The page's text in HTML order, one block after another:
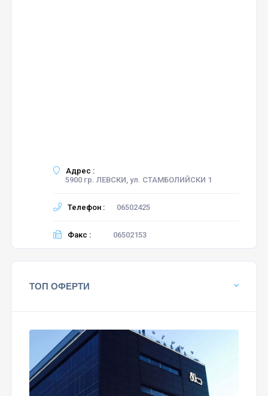
Адрес :
5900 гр. ЛЕВСКИ, ул. СТАМБОЛИЙСКИ 1
Телефон : 06502425
Факс : 06502153
ТОП ОФЕРТИ